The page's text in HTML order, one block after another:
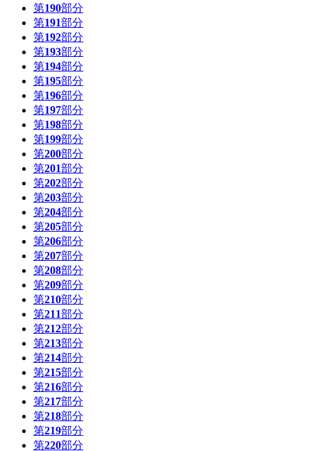
第190部分
第191部分
第192部分
第193部分
第194部分
第195部分
第196部分
第197部分
第198部分
第199部分
第200部分
第201部分
第202部分
第203部分
第204部分
第205部分
第206部分
第207部分
第208部分
第209部分
第210部分
第211部分
第212部分
第213部分
第214部分
第215部分
第216部分
第217部分
第218部分
第219部分
第220部分